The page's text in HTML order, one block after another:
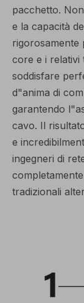
pacchetto.
e la capacità
rigorosamente
core e i relativi
soddisfare
d"anima di
garantendo
cavo. Il
e
ingegneri di
tradizionali